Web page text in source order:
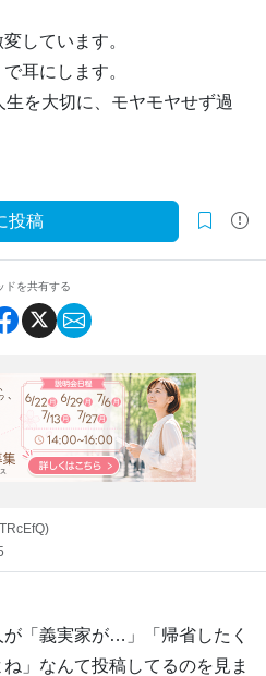
しています。
耳にします。
を大切に、モヤモヤせず過
投稿
ドを共有する
「義実家が…」「帰省したく
」なんて投稿してるのを見ま